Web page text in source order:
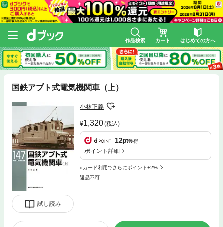
作品検索 カート はじめての方へ
国鉄アプト式電気機関車（上）
試し読み
小林正義
1,320(税込)
12pt獲得
ポイント詳細
dカード利用でさらにポイント+2%
返品不可